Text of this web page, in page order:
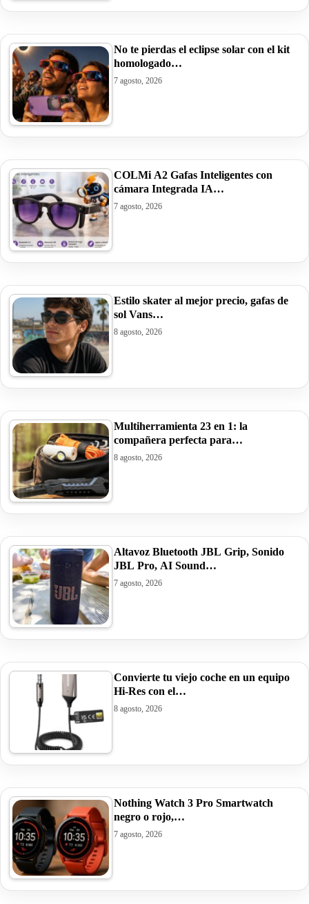
No te pierdas el eclipse solar con el kit
homologado…
7 agosto, 2026
COLMi A2 Gafas Inteligentes con
cámara Integrada IA…
7 agosto, 2026
Estilo skater al mejor precio, gafas de
sol Vans…
8 agosto, 2026
Multiherramienta 23 en 1: la
compañera perfecta para…
8 agosto, 2026
Altavoz Bluetooth JBL Grip, Sonido
JBL Pro, AI Sound…
7 agosto, 2026
Convierte tu viejo coche en un equipo
Hi-Res con el…
8 agosto, 2026
Nothing Watch 3 Pro Smartwatch
negro o rojo,…
7 agosto, 2026